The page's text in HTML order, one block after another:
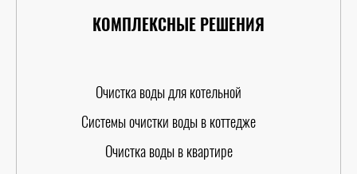
КОМПЛЕКСНЫЕ РЕШЕНИЯ
Очистка воды для котельной
Системы очистки воды в коттедже
Очистка воды в квартире